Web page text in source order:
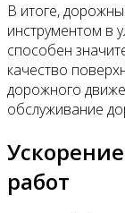
В итоге,
инструментом в
способен
качество
дорожного
обслуживание
работ